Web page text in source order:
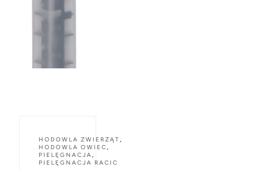
HODOWLA ZWIERZĄT,
HODOWLA OWIEC,
PIELĘGNACJA,
PIELĘGNACJA RACIC